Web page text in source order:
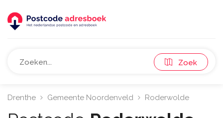
Zoek
Drenthe Gemeente Noordenveld Roderwolde